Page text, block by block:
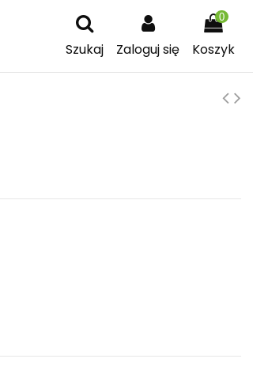
Szukaj
Zaloguj się
0
Koszyk